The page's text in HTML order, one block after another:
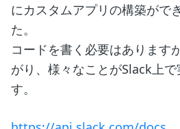
にカスタムアプリの構築がで
た。
コードを書く必要はあります
がり、様々なことがSlack上
す。